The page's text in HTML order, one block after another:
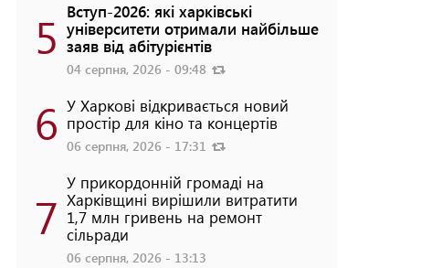
5 Вступ-2026: які харківські
університети отримали найбільше
заяв від абітурієнтів
04 серпня, 2026 - 09:48
6 У Харкові відкривається новий
простір для кіно та концертів
06 серпня, 2026 - 17:31
7
У прикордонній громаді на
Харківщині вирішили витратити
1,7 млн гривень на ремонт
сільради
06 серпня, 2026 - 13:13